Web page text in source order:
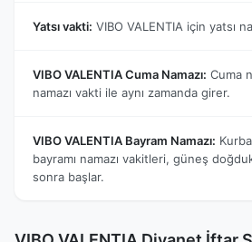
Yatsı vakti: VIBO VALENTIA için yatsı
VIBO VALENTIA Cuma Namazı: Cuma
namazı vakti ile aynı zamanda girer.
VIBO VALENTIA Bayram Namazı:
bayramı namazı vakitleri, güneş
sonra başlar.